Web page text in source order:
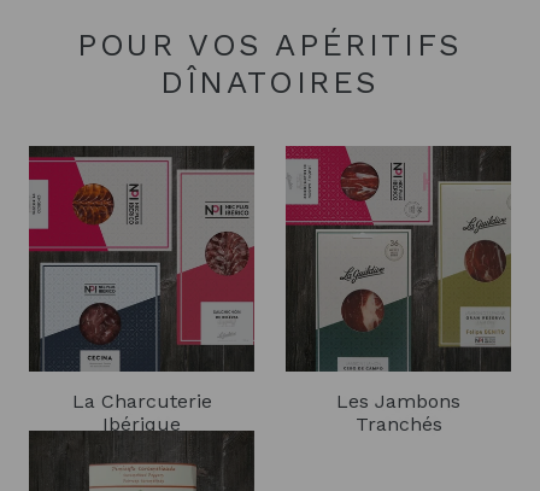
POUR VOS APÉRITIFS
DÎNATOIRES
La Charcuterie
Ibérique
Les Jambons
Tranchés